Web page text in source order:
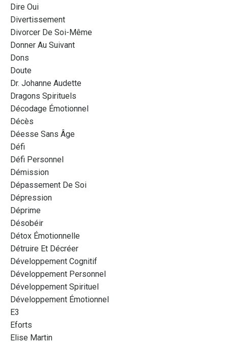
Dire Oui
Divertissement
Divorcer De Soi-Même
Donner Au Suivant
Dons
Doute
Dr. Johanne Audette
Dragons Spirituels
Décodage Émotionnel
Décès
Déesse Sans Âge
Défi
Défi Personnel
Démission
Dépassement De Soi
Dépression
Déprime
Désobéir
Détox Émotionnelle
Détruire Et Décréer
Développement Cognitif
Développement Personnel
Développement Spirituel
Développement Émotionnel
E3
Eforts
Elise Martin